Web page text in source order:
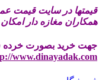
قیمتها در سایت قیمت
همکاران مغازه دار
جهت خرید بصورت خرده
www.dinayadak.com